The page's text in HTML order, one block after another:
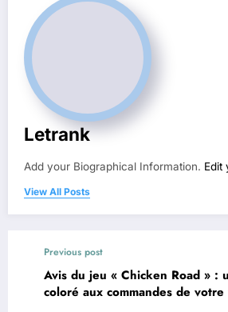
Letrank
Add your Biographical Information. Edit
View All Posts
Previous post
Avis du jeu « Chicken Road » :
coloré aux commandes de